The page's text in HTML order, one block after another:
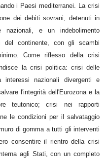
i Paesi mediterranei. La crisi
dei debiti sovrani, detenuti in
nazionali, e un indebolimento
del continente, con gli scambi
Come riflesso della crisi
la crisi politica: crisi delle
interessi nazionali divergenti e
l'integrità dell'Eurozona e la
teutonico; crisi nei rapporti
le condizioni per il salvataggio
di gomma a tutti gli interventi
consentire il rientro della crisi
agli Stati, con un completo